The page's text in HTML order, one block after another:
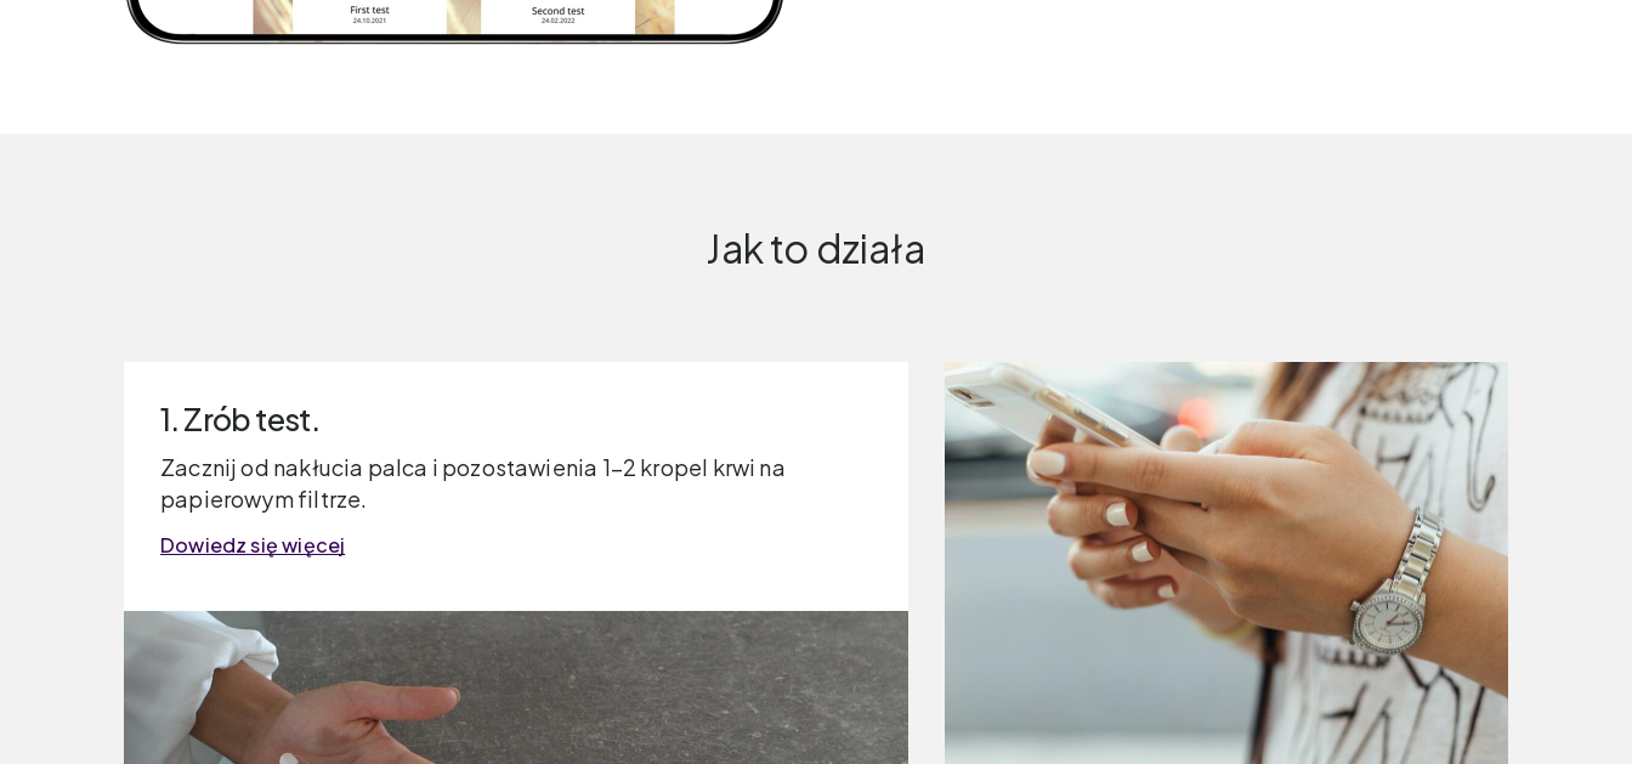
Jak to działa
1. Zrób test.
Zacznij od nakłucia palca i pozostawienia 1–2 kropel krwi na
papierowym filtrze.
Dowiedz się więcej